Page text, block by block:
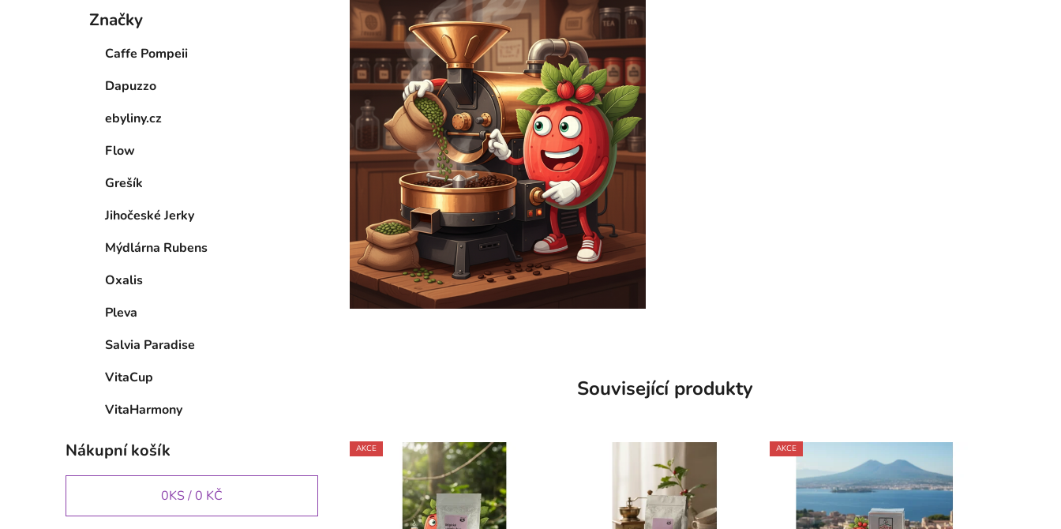
Značky
Caffe Pompeii
Dapuzzo
ebyliny.cz
Flow
Grešík
Jihočeské Jerky
Mýdlárna Rubens
Oxalis
Pleva
Salvia Paradise
VitaCup
VitaHarmony
Nákupní košík
0KS /0 KČ
Související produkty
AKCE AKCE